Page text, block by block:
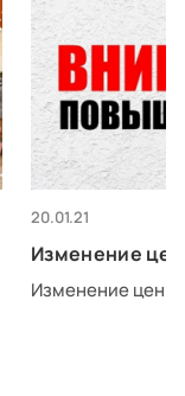
20.01.21
Изменение цен
Изменение цен с